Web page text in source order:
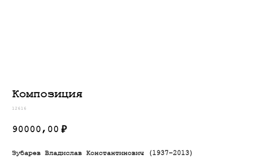
Композиция
12616
90000,00 ₽
Зубарев Владислав Константинович (1937-2013)